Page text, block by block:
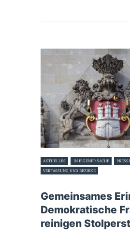
AKTUELLES IN EIGENER SACHE
VERFASSUNG UND BEZIRKE
Gemeinsames
Demokratische
reinigen